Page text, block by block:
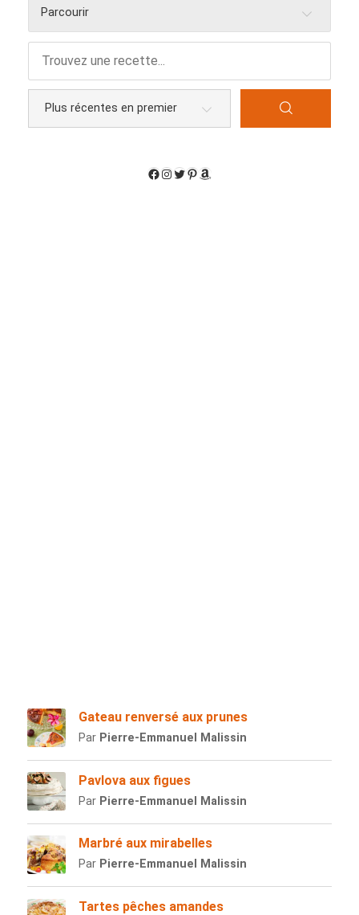
Parcourir
Gateau renversé aux prunes
Par Pierre-Emmanuel Malissin
Pavlova aux figues
Par Pierre-Emmanuel Malissin
Marbré aux mirabelles
Par Pierre-Emmanuel Malissin
Tartes pêches amandes